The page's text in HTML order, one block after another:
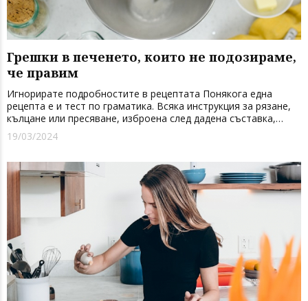
Грешки в печенето, които не подозираме,
че правим
Игнорирате подробностите в рецептата Понякога една
рецепта е и тест по граматика. Всяка инструкция за рязане,
кълцане или пресяване, изброена след дадена съставка,
трябва да се направи, след като съставката бъде измерена.
И така, „1 чаша нарязани орехи“ означава, че целите ...
19/03/2024